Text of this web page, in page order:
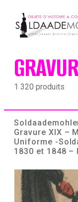
content
1 320 produits
Gravure XIX –
Uniforme -
1830 et 1848 –